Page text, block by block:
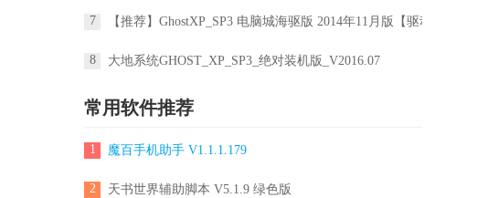
7 【推荐】GhostXP_SP3 电脑城海驱版 2014年11月版【驱动增强版】
8 大地系统GHOST_XP_SP3_绝对装机版_V2016.07
常用软件推荐
1 魔百手机助手 V1.1.1.179
2 天书世界辅助脚本 V5.1.9 绿色版